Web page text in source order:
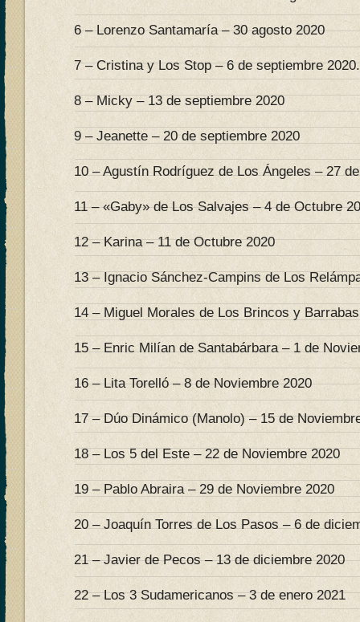
6 – Lorenzo Santamaría – 30 agosto 2020
7 – Cristina y Los Stop – 6 de septiembre 2020.
8 – Micky – 13 de septiembre 2020
9 – Jeanette – 20 de septiembre 2020
10 – Agustín Rodríguez de Los Ángeles – 27
11 – «Gaby» de Los Salvajes – 4 de Octubre
12 – Karina – 11 de Octubre 2020
13 – Ignacio Sánchez-Campins de Los
14 – Miguel Morales de Los Brincos y
15 – Enric Milían de Santabárbara – 1 de
16 – Lita Torelló – 8 de Noviembre 2020
17 – Dúo Dinámico (Manolo) – 15 de
18 – Los 5 del Este – 22 de Noviembre 2020
19 – Pablo Abraira – 29 de Noviembre 2020
20 – Joaquín Torres de Los Pasos – 6 de
21 – Javier de Pecos – 13 de diciembre 2020
22 – Los 3 Sudamericanos – 3 de enero 2021